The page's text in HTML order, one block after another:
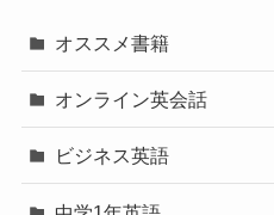
オススメ書籍
オンライン英会話
ビジネス英語